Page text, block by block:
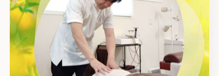
整体院選びで失敗しないためには、いくつかの注意点を
押さえる必要があります。理由は、施術内容や方針、対
応の丁寧さが院ごとに異なるため、事前の確認が不可欠
だからです。具体的には、口コミや評判だけでなく、施
術者の資格やカウンセリング体制、アフターケアの有無